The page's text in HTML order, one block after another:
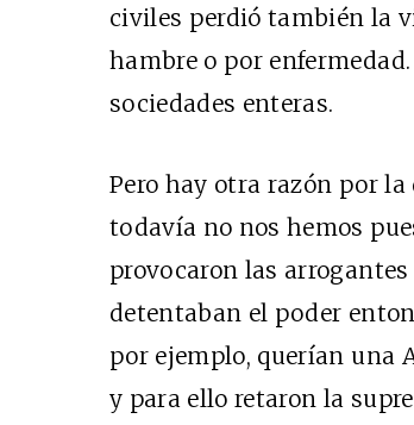
civiles perdió también la
hambre o por
sociedades enteras.
Pero hay otra razón por
todavía no nos hemos
provocaron las
detentaban el poder
por ejemplo, querían una
y para ello retaron la